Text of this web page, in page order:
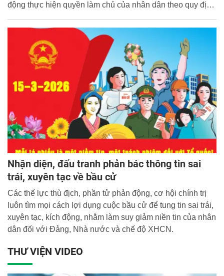
động thực hiện quyền làm chủ của nhân dân theo quy định
thể hiện niềm tin, trách nhiệm và khát vọng xây dựng Nhà
nước pháp quyền xã hội chủ nghĩa của dân, do dân và vì
Nhận diện, đấu tranh phản bác thông tin sai
trái, xuyên tạc về bầu cử
Các thế lực thù địch, phần tử phản động, cơ hội chính trị
luôn tìm mọi cách lợi dụng cuộc bầu cử để tung tin sai trái,
xuyên tạc, kích động, nhằm làm suy giảm niền tin của nhân
dân đối với Đảng, Nhà nước và chế độ XHCN.
THƯ VIỆN VIDEO